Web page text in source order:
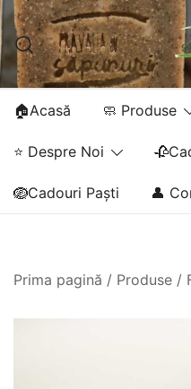
Sari
conținut
🏠Acasă 🧼 Produse
⭐ Despre Noi
🪺Cadouri Paști 👤
Prima pagină / Produse /